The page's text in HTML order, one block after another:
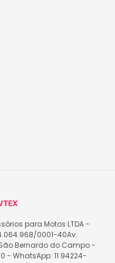
para Motos LTDA -
0001-40Av.
Bernardo do Campo -
- WhatsApp: 11 94224-